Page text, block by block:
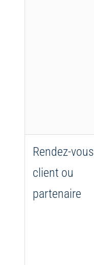
Rendez-vous
client ou
partenaire